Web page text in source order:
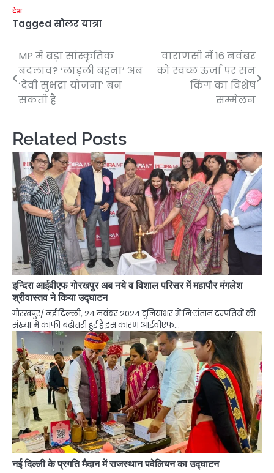
देश
Tagged सोलर यात्रा
Post
navigation
MP में बड़ा सांस्कृतिक
बदलाव? ‘लाड़ली बहना’ अब
‘देवी सुभद्रा योजना’ बन
सकती है
वाराणसी में 16 नवंबर
को स्वच्छ ऊर्जा पर सन
किंग का विशेष
सम्मेलन
Related Posts
इन्दिरा आईवीएफ गोरखपुर अब नये व विशाल परिसर में महापौर मंगलेश
श्रीवास्तव ने किया उद्घाटन
गोरखपुर/ नई दिल्ली, 24 नवंबर 2024 दुनियाभर में निःसंतान दम्पतियों की
संख्या में काफी बढ़ोतरी हुई है इस कारण आईवीएफ…
नई दिल्ली के प्रगति मैदान में राजस्थान पवेलियन का उद्घाटन